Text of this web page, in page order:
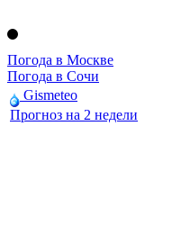
Погода в Москве
Погода в Сочи
Gismeteo
Прогноз на 2 недели